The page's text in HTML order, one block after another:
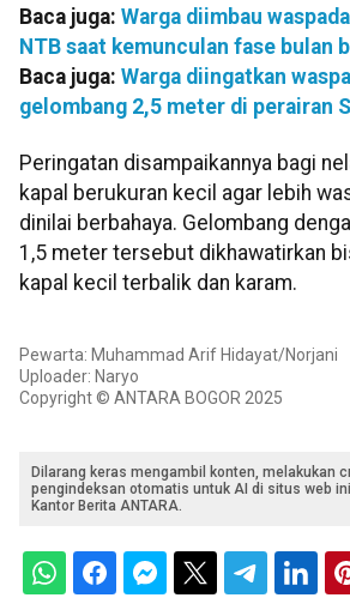
Baca juga: Warga diimbau
NTB saat kemunculan fase bulan
Baca juga: Warga diingatkan
gelombang 2,5 meter di perairan
Peringatan disampaikannya bagi
kapal berukuran kecil agar lebih
dinilai berbahaya. Gelombang
1,5 meter tersebut dikhawatirkan
kapal kecil terbalik dan karam.
Pewarta: Muhammad Arif Hidayat/Norjani
Uploader: Naryo
Copyright © ANTARA BOGOR 2025
Dilarang keras mengambil konten, melakukan
pengindeksan otomatis untuk AI di situs web
Kantor Berita ANTARA.